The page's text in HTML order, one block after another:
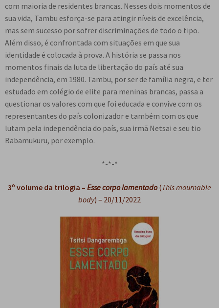
com maioria de residentes brancas. Nesses dois momentos de
sua vida, Tambu esforça-se para atingir níveis de excelência,
mas sem sucesso por sofrer discriminações de todo o tipo.
Além disso, é confrontada com situações em que sua
identidade é colocada à prova. A história se passa nos
momentos finais da luta de libertação do país até sua
independência, em 1980. Tambu, por ser de família negra, e ter
estudado em colégio de elite para meninas brancas, passa a
questionar os valores com que foi educada e convive com os
representantes do país colonizador e também com os que
lutam pela independência do país, sua irmã Netsai e seu tio
Babamukuru, por exemplo.
*-*-*
3º volume da trilogia – Esse corpo lamentado(This mournable
body) – 20/11/2022